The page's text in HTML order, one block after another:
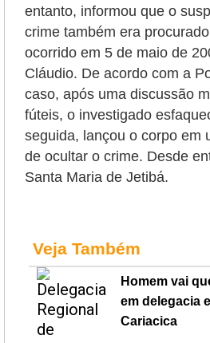
entanto, informou que o
crime também era
ocorrido em 5 de maio de
Cláudio. De acordo com a
caso, após uma discussão
fúteis, o investigado
seguida, lançou o corpo em
de ocultar o crime. Desde
Santa Maria de Jetibá.
Veja Também
Homem vai
em delegacia
Cariacica